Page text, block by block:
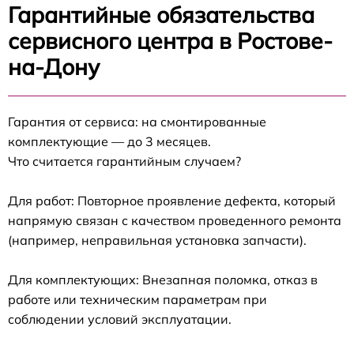
Гарантийные обязательства
сервисного центра в Ростове-
на-Дону
Гарантия от сервиса: на смонтированные
комплектующие — до 3 месяцев.
Что считается гарантийным случаем?
Для работ: Повторное проявление дефекта, который
напрямую связан с качеством проведенного ремонта
(например, неправильная установка запчасти).
Для комплектующих: Внезапная поломка, отказ в
работе или техническим параметрам при
соблюдении условий эксплуатации.